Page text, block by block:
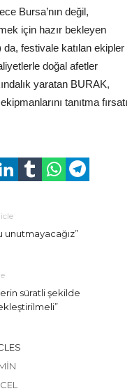
Bursa’nın değil,
için hazır bekleyen
festivale katılan ekipler
doğal afetler
yaratan BURAK,
tanıtma fırsatı
unutmayacağız”
süratli şekilde